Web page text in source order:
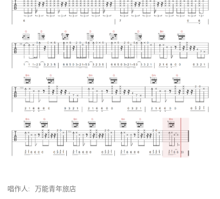
唱作人:
万能青年旅店